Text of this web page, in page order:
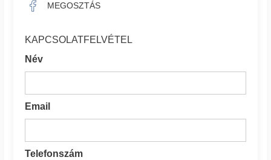
MEGOSZTÁS
KAPCSOLATFELVÉTEL
Név
Email
Telefonszám